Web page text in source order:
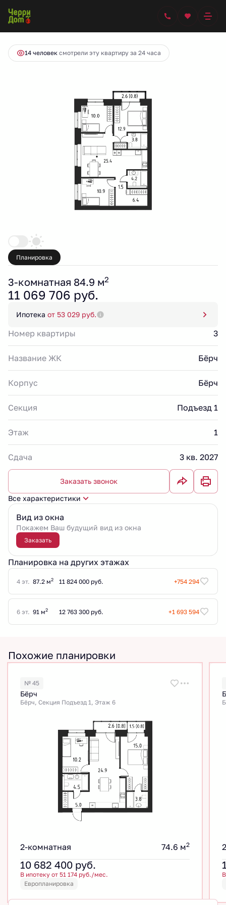
3-комнатная 11 069 706 руб.
Ипотека
14 человек смотрели эту квартиру за 24 часа
Планировка
3-комнатная 84.9 м2
11 069 706 руб.
Ипотека от 53 029 руб.
Номер квартиры 3
Название ЖК Бёрч
Корпус Бёрч
Секция Подъезд 1
Этаж 1
Сдача 3 кв. 2027
Заказать звонок
Все характеристики
Вид из окна
Покажем Ваш будущий вид из окна
Заказать
Планировка на других этажах
4 эт. 87.2 м2 11 824 000 руб. +754 294
6 эт. 91 м2 12 763 300 руб. +1 693 594
Похожие планировки
№ 45
Бёрч
Бёрч, Секция Подъезд 1, Этаж 6
2-комнатная 74.6 м2
10 682 400 руб.
В ипотеку от 51 174 руб./мес.
Европланировка